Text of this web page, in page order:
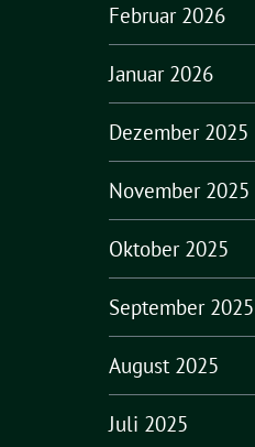
Februar 2026
Januar 2026
Dezember 2025
November 2025
Oktober 2025
September 2025
August 2025
Juli 2025